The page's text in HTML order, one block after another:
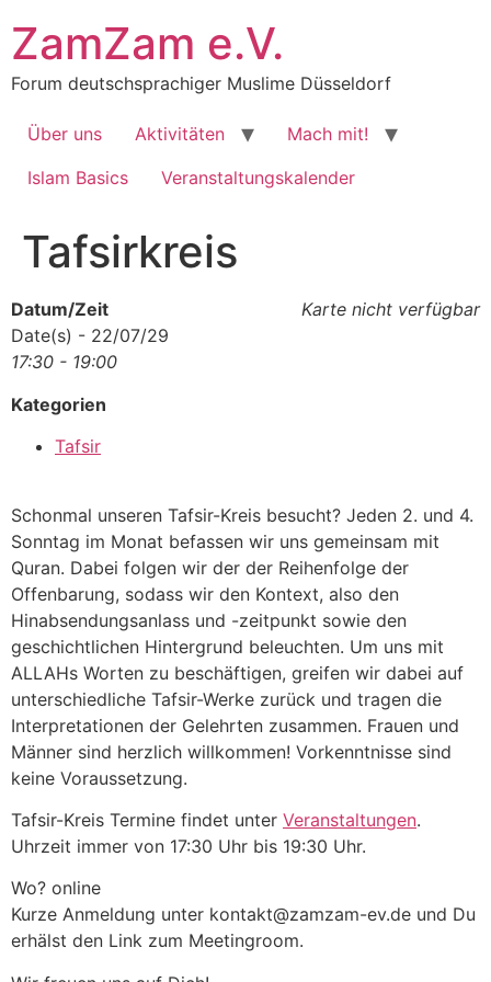
Inhalt
springen
ZamZam e.V.
Forum deutschsprachiger Muslime Düsseldorf
Über uns Aktivitäten
Mach mit!
Islam Basics
Veranstaltungskalender
Tafsirkreis
Karte nicht verfügbar
Datum/Zeit
Date(s) - 22/07/29
17:30 - 19:00
Kategorien
Tafsir
Schonmal unseren Tafsir-Kreis besucht? Jeden 2. und 4.
Sonntag im Monat befassen wir uns gemeinsam mit
Quran. Dabei folgen wir der der Reihenfolge der
Offenbarung, sodass wir den Kontext, also den
Hinabsendungsanlass und -zeitpunkt sowie den
geschichtlichen Hintergrund beleuchten. Um uns mit
ALLAHs Worten zu beschäftigen, greifen wir dabei auf
unterschiedliche Tafsir-Werke zurück und tragen die
Interpretationen der Gelehrten zusammen. Frauen und
Männer sind herzlich willkommen! Vorkenntnisse sind
keine Voraussetzung.
Tafsir-Kreis Termine findet unter Veranstaltungen.
Uhrzeit immer von 17:30 Uhr bis 19:30 Uhr.
Wo? online
Kurze Anmeldung unter kontakt@zamzam-ev.de und Du
erhälst den Link zum Meetingroom.